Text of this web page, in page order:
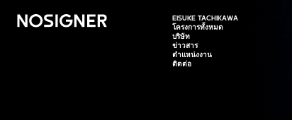
หน้าหลัก EISUKE TACHIKAWA
EISUKE TACHIKAWA
โครงการทั้งหมด
โครงการทั้งหมด
บริษัท
บริษัท
ข่าวสาร
ข่าวสาร
ตำแหน่งงาน
ตำแหน่งงาน
ติดต่อ
ติดต่อ